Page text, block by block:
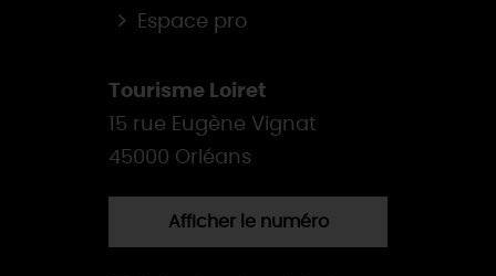
Espace pro
Tourisme Loiret
15 rue Eugène Vignat
45000 Orléans
Afficher le numéro